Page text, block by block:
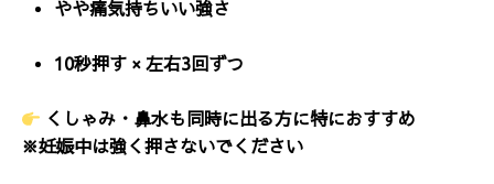
やや痛気持ちいい強さ
10秒押す × 左右3回ずつ
くしゃみ・鼻水も同時に出る方に特におすすめ
※妊娠中は強く押さないでください